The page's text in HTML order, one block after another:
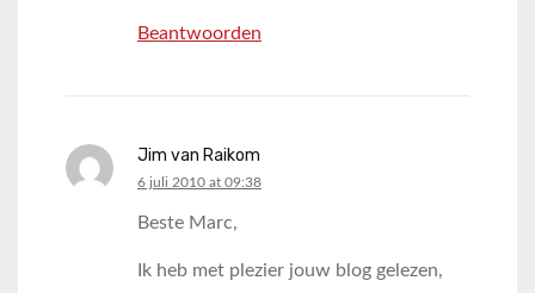
Beantwoorden
Jim van Raikom
says:
6 juli 2010 at 09:38
Beste Marc,
Ik heb met plezier jouw blog gelezen,